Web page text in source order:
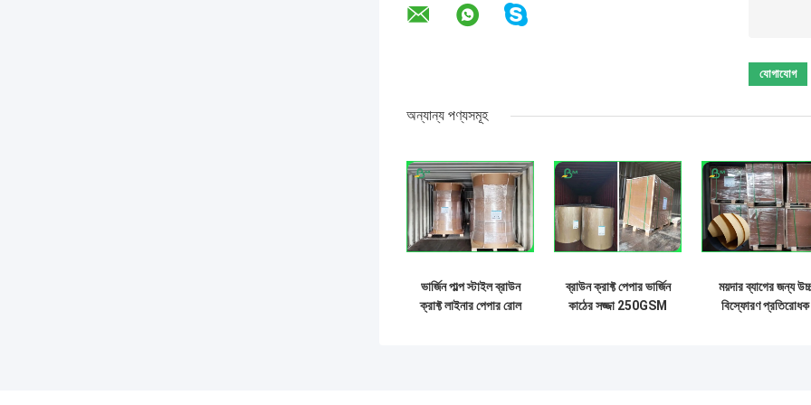
অন্যান্য পণ্যসমূহ
ভার্জিন পাল্প স্টাইল ব্রাউন
ক্রাফ্ট লাইনার পেপার রোল
ব্রাউন ক্রাফ্ট পেপার ভার্জিন
কাঠের সজ্জা 250GSM
ময়দার ব্যাগের জন্য
বিস্ফোরণ প্রতিরোধক